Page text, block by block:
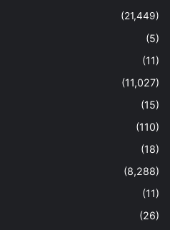
(21,449)
(5)
(11)
(11,027)
(15)
(110)
(18)
(8,288)
(11)
(26)